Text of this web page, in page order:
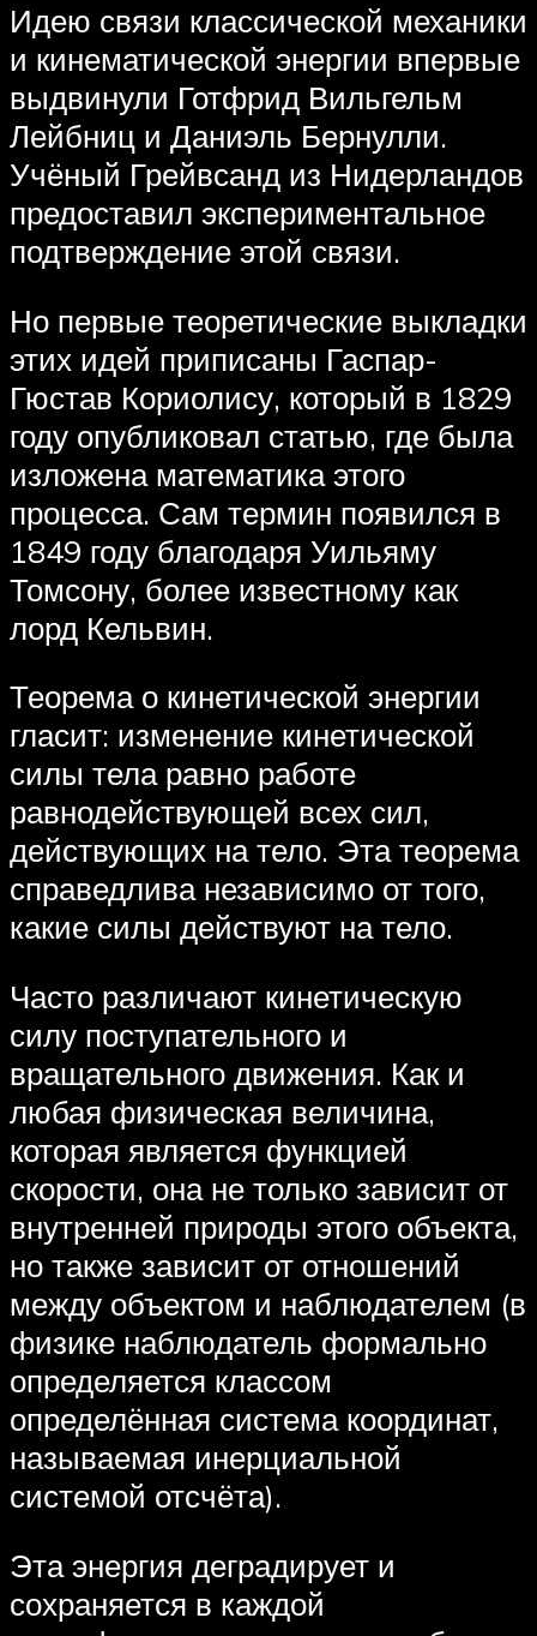
Идею связи классической механики
и кинематической энергии впервые
выдвинули Готфрид Вильгельм
Лейбниц и Даниэль Бернулли.
Учёный Грейвсанд из Нидерландов
предоставил экспериментальное
подтверждение этой связи.
Но первые теоретические выкладки
этих идей приписаны Гаспар-
Гюстав Кориолису, который в 1829
году опубликовал статью, где была
изложена математика этого
процесса. Сам термин появился в
1849 году благодаря Уильяму
Томсону, более известному как
лорд Кельвин.
Теорема о кинетической энергии
гласит: изменение кинетической
силы тела равно работе
равнодействующей всех сил,
действующих на тело. Эта теорема
справедлива независимо от того,
какие силы действуют на тело.
Часто различают кинетическую
силу поступательного и
вращательного движения. Как и
любая физическая величина,
которая является функцией
скорости, она не только зависит от
внутренней природы этого объекта,
но также зависит от отношений
между объектом и наблюдателем (в
физике наблюдатель формально
определяется классом
определённая система координат,
называемая инерциальной
системой отсчёта).
Эта энергия деградирует и
сохраняется в каждой